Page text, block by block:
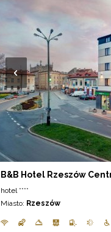
B&B Hotel Rzeszów
hotel ****
Miasto: Rzeszów